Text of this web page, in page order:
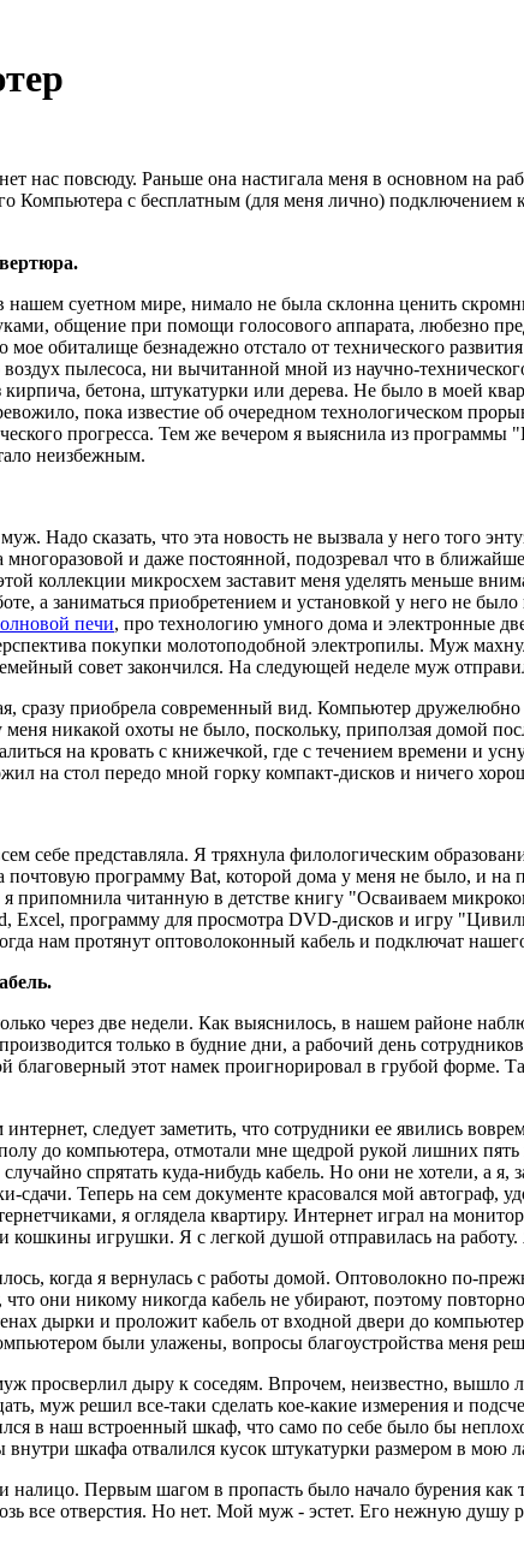
нас повсюду. Раньше она настигала меня в основном на
Компьютера с бесплатным (для меня лично) подключением
нашем суетном мире, нимало не была склонна ценить
общение при помощи голосового аппарата, любезно
мое обиталище безнадежно отстало от технического
пылесоса, ни вычитанной мной из научно-
кирпича, бетона, штукатурки или дерева. Не было в моей
пока известие об очередном технологическом
прогресса. Тем же вечером я выяснила из
неизбежным.
Надо сказать, что эта новость не вызвала у него того
и даже постоянной, подозревал что в
коллекции микросхем заставит меня уделять меньше
а заниматься приобретением и установкой у него не
печи, про технологию умного дома и электронные
покупки молотоподобной электропилы. Муж
совет закончился. На следующей неделе муж
сразу приобрела современный вид. Компьютер
никакой охоты не было, поскольку, приползая домой
на кровать с книжечкой, где с течением времени и
на стол передо мной горку компакт-дисков и ничего
себе представляла. Я тряхнула филологическим
почтовую программу Bat, которой дома у меня не было, и
припомнила читанную в детстве книгу "Осваиваем
Excel, программу для просмотра DVD-дисков и игру
нам протянут оптоволоконный кабель и подключат
через две недели. Как выяснилось, в нашем районе
только в будние дни, а рабочий день
благоверный этот намек проигнорировал в грубой
следует заметить, что сотрудники ее явились
до компьютера, отмотали мне щедрой рукой лишних
спрятать куда-нибудь кабель. Но они не хотели, а
сдачи. Теперь на сем документе красовался мой
я оглядела квартиру. Интернет играл на
игрушки. Я с легкой душой отправилась на работу.
когда я вернулась с работы домой. Оптоволокно по-
они никому никогда кабель не убирают, поэтому
дырки и проложит кабель от входной двери до
были улажены, вопросы благоустройства меня
просверлил дыру к соседям. Впрочем, неизвестно, вышло
муж решил все-таки сделать кое-какие измерения и
в наш встроенный шкаф, что само по себе было бы
внутри шкафа отвалился кусок штукатурки размером в мою
налицо. Первым шагом в пропасть было начало бурения
все отверстия. Но нет. Мой муж - эстет. Его нежную